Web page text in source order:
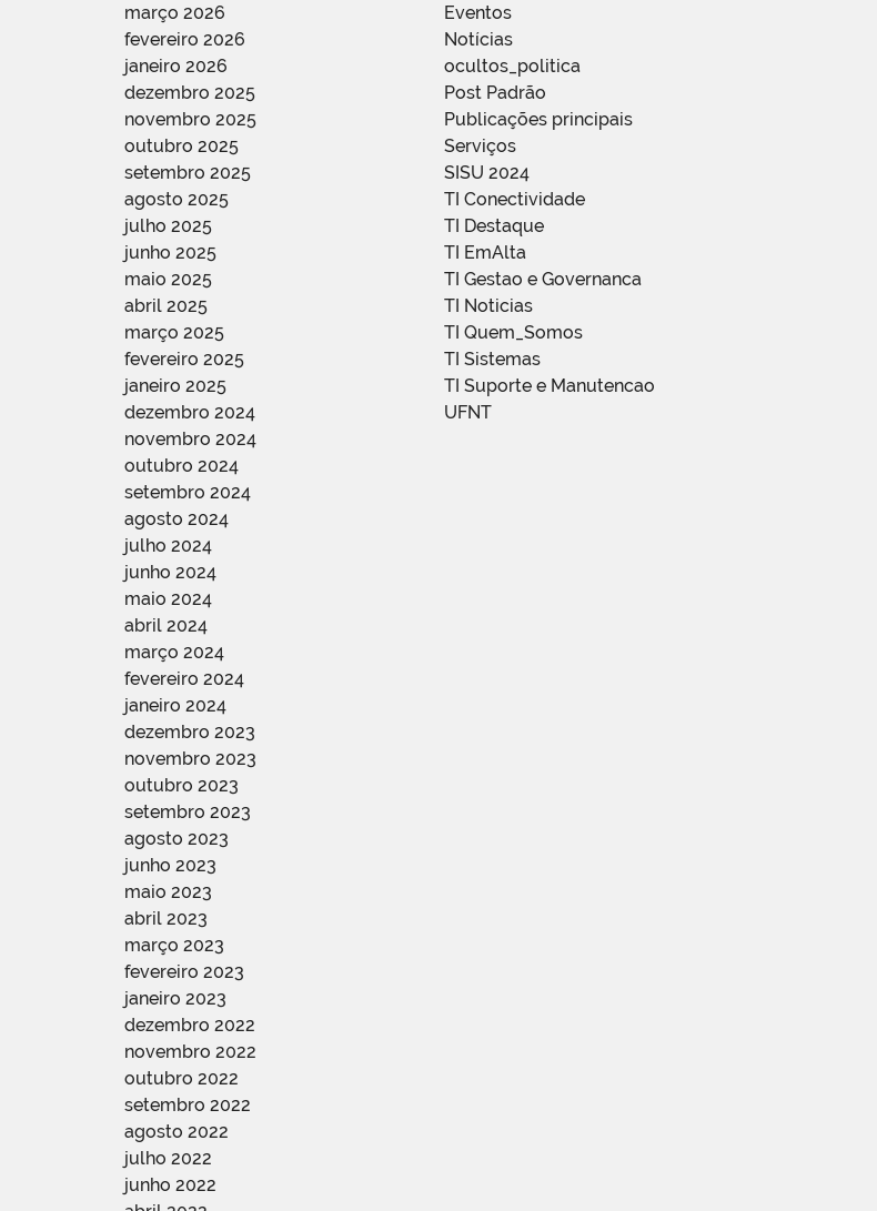
março 2026
fevereiro 2026
janeiro 2026
dezembro 2025
novembro 2025
outubro 2025
setembro 2025
agosto 2025
julho 2025
junho 2025
maio 2025
abril 2025
março 2025
fevereiro 2025
janeiro 2025
dezembro 2024
novembro 2024
outubro 2024
setembro 2024
agosto 2024
julho 2024
junho 2024
maio 2024
abril 2024
março 2024
fevereiro 2024
janeiro 2024
dezembro 2023
novembro 2023
outubro 2023
setembro 2023
agosto 2023
junho 2023
maio 2023
abril 2023
março 2023
fevereiro 2023
janeiro 2023
dezembro 2022
novembro 2022
outubro 2022
setembro 2022
agosto 2022
julho 2022
junho 2022
Eventos
Notícias
ocultos_politica
Post Padrão
Publicações principais
Serviços
SISU 2024
TI Conectividade
TI Destaque
TI EmAlta
TI Gestao e Governanca
TI Noticias
TI Quem_Somos
TI Sistemas
TI Suporte e Manutencao
UFNT